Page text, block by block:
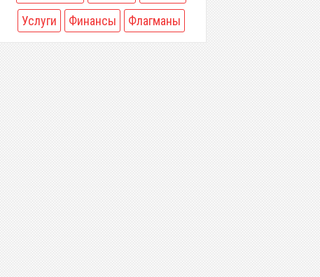
Услуги
Финансы Флагманы